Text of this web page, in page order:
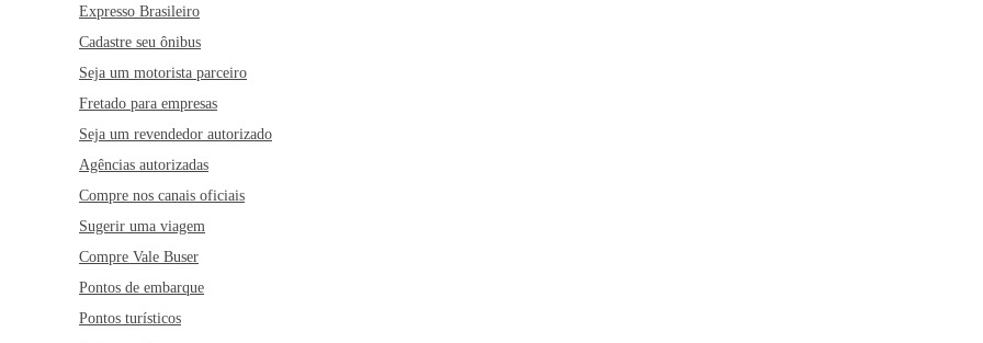
Expresso Brasileiro
Cadastre seu ônibus
Seja um motorista parceiro
Fretado para empresas
Seja um revendedor autorizado
Agências autorizadas
Compre nos canais oficiais
Sugerir uma viagem
Compre Vale Buser
Pontos de embarque
Pontos turísticos